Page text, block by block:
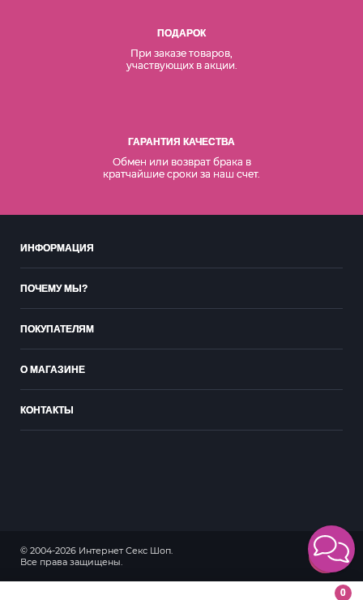
0
ПОДАРОК
При заказе товаров,
участвующих в акции.
ГАРАНТИЯ КАЧЕСТВА
Обмен или возврат брака в
кратчайшие сроки за наш счет.
ИНФОРМАЦИЯ
ПОЧЕМУ МЫ?
ПОКУПАТЕЛЯМ
О МАГАЗИНЕ
КОНТАКТЫ
© 2004-2026 Интернет Секс Шоп.
Все права защищены.
18+